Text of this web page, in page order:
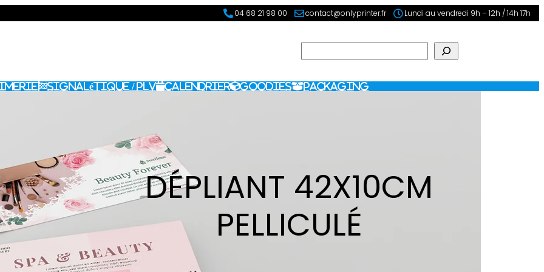
04 68 21 98 00 contact@onlyprinter.fr Lundi au vendredi 9h – 12h / 14h 17h
Signalétique / PLV Calendrier Goodies Packaging
DÉPLIANT 42X10CM
PELLICULÉ